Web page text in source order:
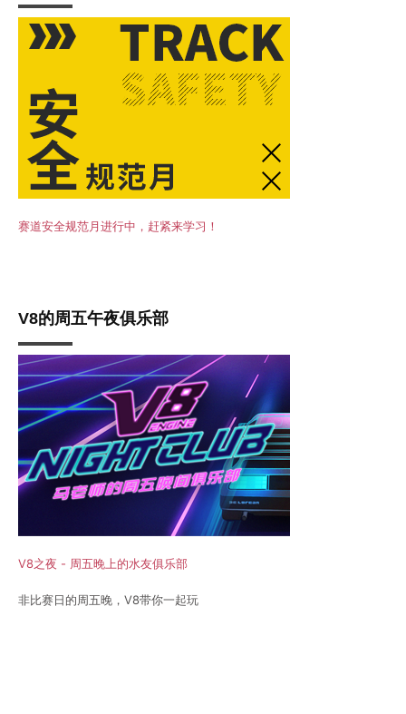
赛道安全规范月进行中，赶紧来学习！
V8的周五午夜俱乐部
V8之夜 - 周五晚上的水友俱乐部
非比赛日的周五晚，V8带你一起玩